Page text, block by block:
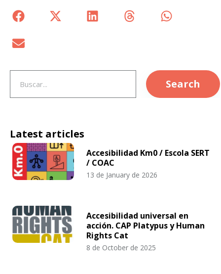
Search
Latest articles
Accesibilidad Km0 / Escola SERT
/ COAC
13 de January de 2026
Accesibilidad universal en
acción. CAP Platypus y Human
Rights Cat
8 de October de 2025